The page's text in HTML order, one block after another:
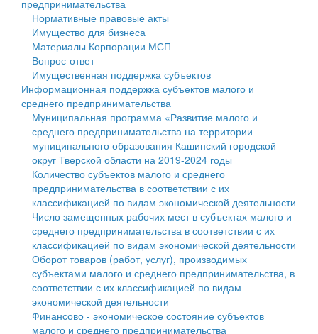
Государственные услуги
Промышленность и АПК
Экономика и бизнес
...
Символика
Устав
Гостям округа
Туризм
Культура
Образование
Здравоохранение
Социальная защита
Фотоальбом
муниципального округа Тверской области
Администрация Кашинского муниципального округа
Тверской области
Управление сельскими территориями
Открытые данные
Работа с обращениями граждан
Муниципальный контроль
Муниципальные услуги
Проекты административных регламентов
Антимонопольный комплаенс
Противодействие коррупции
Финансовое управление
Бюджет для граждан
Имущество
Выявление правообладателей ранее учтенных
объектов недвижимости
Имущественная поддержка субъектов малого и
среднего предпринимательства
Информационная поддержка субъектов малого и
среднего предпринимательства
Муниципальные программы
Контрольно-счетная палата
предпринимательства
Нормативные правовые акты
Имущество для бизнеса
Материалы Корпорации МСП
Вопрос-ответ
Имущественная поддержка субъектов
Информационная поддержка субъектов малого и
среднего предпринимательства
Муниципальная программа «Развитие малого и
среднего предпринимательства на территории
муниципального образования Кашинский городской
округ Тверской области на 2019-2024 годы
Количество субъектов малого и среднего
предпринимательства в соответствии с их
классификацией по видам экономической деятельности
Число замещенных рабочих мест в субъектах малого и
среднего предпринимательства в соответствии с их
классификацией по видам экономической деятельности
Оборот товаров (работ, услуг), производимых
субъектами малого и среднего предпринимательства, в
соответствии с их классификацией по видам
экономической деятельности
Финансово - экономическое состояние субъектов
малого и среднего предпринимательства